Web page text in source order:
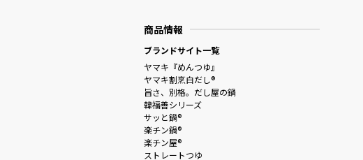
商品情報
ブランドサイト一覧
ヤマキ『めんつゆ』
ヤマキ割烹白だし®
旨さ、別格。だし屋の鍋
韓福善シリーズ
サッと鍋®
楽チン鍋®
楽チン屋®
ストレートつゆ